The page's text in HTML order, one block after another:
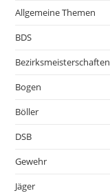
Allgemeine Themen
BDS
Bezirksmeisterschaften
Bogen
Böller
DSB
Gewehr
Jäger